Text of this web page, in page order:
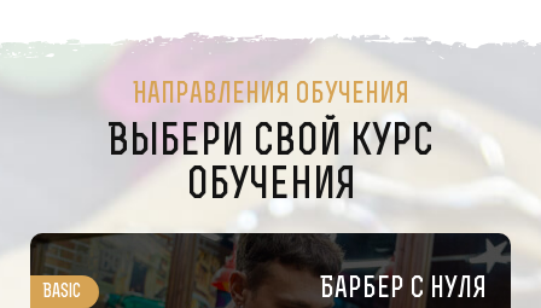
Направления обучения
Выбери свой курс
обучения
Basic Барбер с нуля